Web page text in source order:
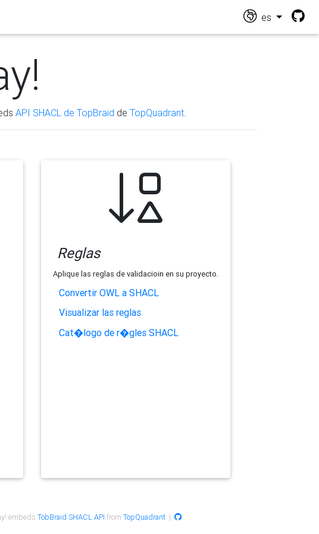
es
API SHACL de TopBraid de TopQuadrant
Reglas
Aplique las reglas de validacioin en su proyecto.
Convertir OWL a SHACL
Visualizar las reglas
Cat�logo de r�gles SHACL
embeds TobBraid SHACL API from TopQuadrant|